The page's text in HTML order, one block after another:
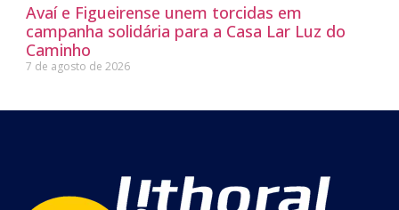
Avaí e Figueirense unem torcidas em
campanha solidária para a Casa Lar Luz do
Caminho
7 de agosto de 2026